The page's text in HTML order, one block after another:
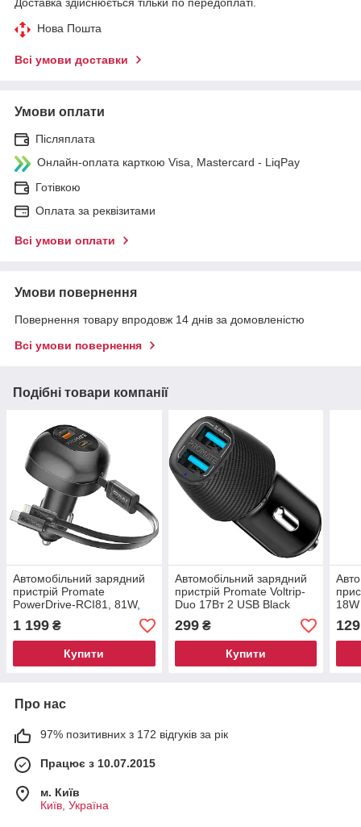
Нова Пошта
Всі умови доставки
Умови оплати
Післяплата
Онлайн-оплата карткою Visa, Mastercard - LiqPay
Готівкою
Оплата за реквізитами
Всі умови оплати
Умови повернення
Повернення товару впродовж 14 днів за домовленістю
Всі умови повернення
Подібні товари компанії
Автомобільний зарядний
пристрій Promate
PowerDrive-RCI81, 81W,
USB-C/Lightning кабель +
USB-A/USB-C порти Black
(powerdrive-rci81)
1 199 ₴
Купити
Автомобільний зарядний
пристрій Promate Voltrip-
Duo 17Вт 2 USB Black
(voltrip-duo.black)
299₴
Купити
129
Про нас
97% позитивних з 172 відгуків за рік
Працює з 10.07.2015
м. Київ
Київ, Україна